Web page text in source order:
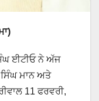
ਈਟੀਓ ਨੇ ਅੱਜ
ਮਾਨ ਅਤੇ
11 ਫਰਵਰੀ,